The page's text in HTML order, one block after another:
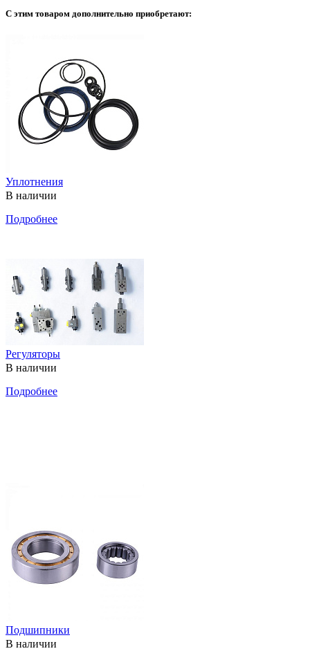
C этим товаром дополнительно приобретают:
Уплотнения
В наличии
Подробнее
Регуляторы
В наличии
Подробнее
Подшипники
В наличии